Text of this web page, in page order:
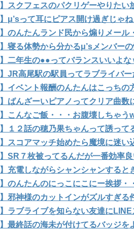
スクフェスのパクリゲーやりたい
μ’sって耳にピアス開け過ぎじゃね
のんたんランド民から煽りメール
寝る体勢から分かるμ’sメンバーの
二年生の●●ってバランスいいよな
JR高尾駅の駅員ってラブライバー
イベント報酬のんたんはこっちの
ばんざーいピアノってクリア曲数
】こんなご飯・・・お腹壊しちゃう
１２話の穂乃果ちゃんって誘って
スコアマッチ始めたら魔境に迷い
SR７枚被ってるんだが一番効率
充電しながらシャンシャンすると
】のんたんのにっこにこにー挨拶
邪神様のカットインがズルすぎる
】ラブライブを知らない友達に
最終話の海未が付けてるバッジを